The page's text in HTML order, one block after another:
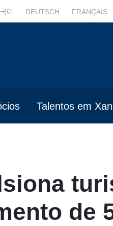
어 DEUTSCH FRANÇAIS
Talentos em
de